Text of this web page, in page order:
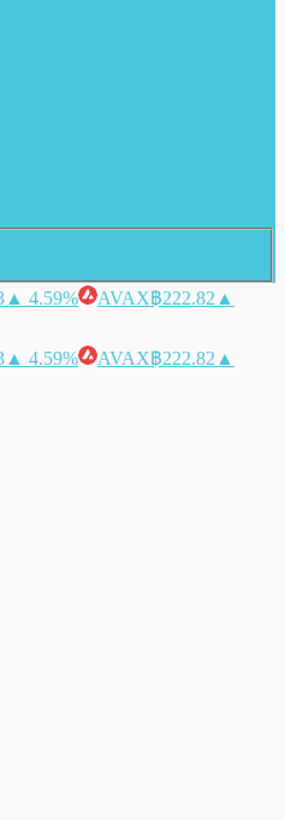
▲ 4.59% AVAX฿222.82 ▲
▲ 4.59% AVAX฿222.82 ▲